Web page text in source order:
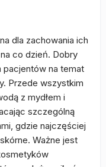
dla zachowania ich
co dzień. Dobry
na temat
Przede wszystkim
z mydłem i
szczególną
gdzie najczęściej
Ważne jest